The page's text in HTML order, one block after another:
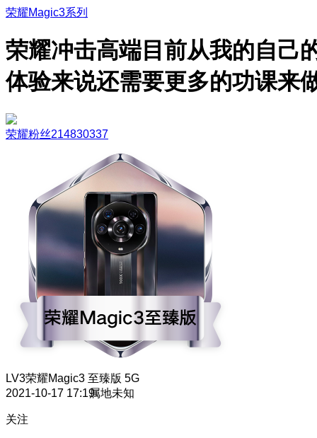
荣耀Magic3系列
荣耀冲击高端目前从我的自己
体验来说还需要更多的功课来
荣耀粉丝214830337
LV3荣耀Magic3 至臻版 5G
2021-10-17 17:19属地未知
关注